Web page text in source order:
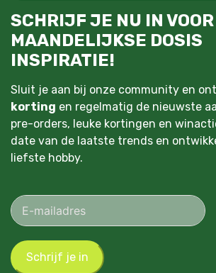
SCHRIJF JE NU IN
MAANDELIJKSE DOSIS
INSPIRATIE!
Sluit je aan bij onze community en
korting en regelmatig de nieuwste
pre-orders, leuke kortingen en
date van de laatste trends en
liefste hobby.
Schrijf je in